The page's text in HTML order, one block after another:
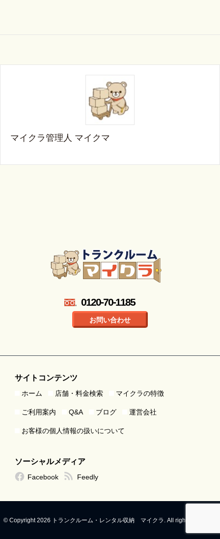
マイクラ管理人 マイクマ
0120-70-1185
お問い合わせ
サイトコンテンツ
ホーム 店舗・料金検索 マイクラの特徴
ご利用案内 Q&A ブログ 運営会社
お客様の個人情報の扱いについて
ソーシャルメディア
Facebook Feedly
© Copyright 2026 トランクルーム・レンタル収納 マイクラ. All rights reserved.